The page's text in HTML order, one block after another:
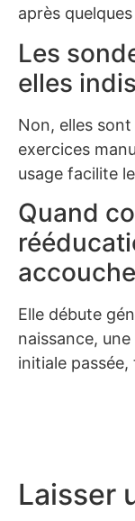
après
Les
elles
Non, elles
exercices
usage facilite
Quand
Elle débute
naissance,
initiale
Laisser